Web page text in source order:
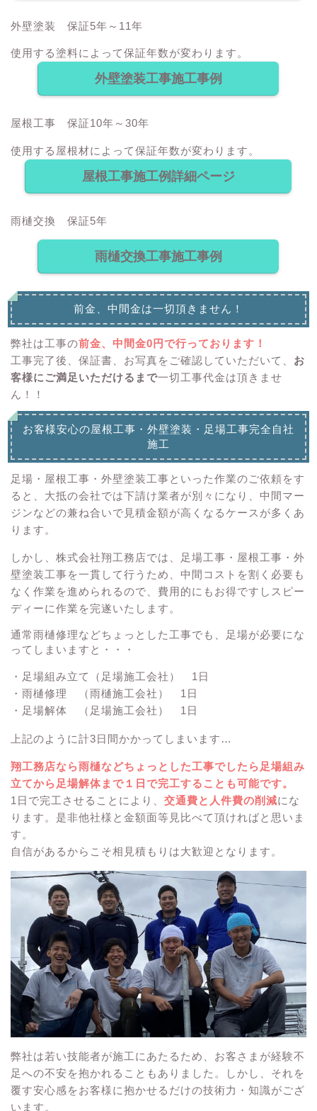
外壁塗装 保証5年～11年
使用する塗料によって保証年数が変わります。
外壁塗装工事施工事例
屋根工事 保証10年～30年
使用する屋根材によって保証年数が変わります。
屋根工事施工例詳細ページ
雨樋交換 保証5年
雨樋交換工事施工事例
前金、中間金は一切頂きません！
弊社は工事の前金、中間金0円で行っております！
工事完了後、保証書、お写真をご確認していただいて、 お
客様にご満足いただけるまで一切工事代金は頂きませ
ん！！
お客様安心の屋根工事・外壁塗装・足場工事完全自社
施工
足場・屋根工事・外壁塗装工事といった作業のご依頼をす
ると、大抵の会社では下請け業者が別々になり、中間マー
ジンなどの兼ね合いで見積金額が高くなるケースが多くあ
ります。
しかし、株式会社翔工務店では、足場工事・屋根工事・外
壁塗装工事を一貫して行うため、中間コストを割く必要も
なく作業を進められるので、費用的にもお得ですしスピー
ディーに作業を完遂いたします。
通常雨樋修理などちょっとした工事でも、足場が必要にな
ってしまいますと・・・
・足場組み立て（足場施工会社） 1日
・雨樋修理 （雨樋施工会社） 1日
・足場解体 （足場施工会社） 1日
上記のように計3日間かかってしまいます…
翔工務店なら雨樋などちょっとした工事でしたら足場組み
立てから足場解体まで１日で完工することも可能です。
1日で完工させることにより、 交通費と人件費の削減にな
ります。是非他社様と金額面等見比べて頂ければと思いま
す。
自信があるからこそ相見積もりは大歓迎となります。
弊社は若い技能者が施工にあたるため、お客さまが経験不
足への不安を抱かれることもありました。しかし、それを
覆す安心感をお客様に抱かせるだけの技術力・知識がござ
います。